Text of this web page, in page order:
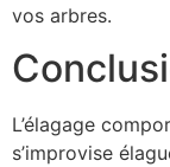
vos arbres.
L’élagage
s’improvise